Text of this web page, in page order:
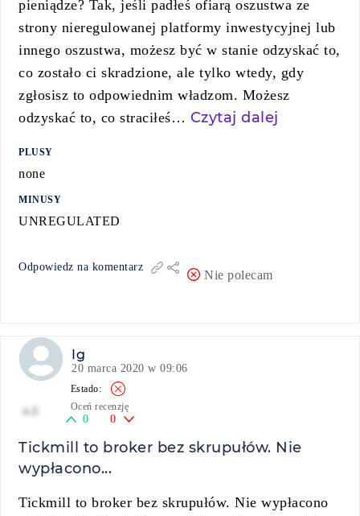
pieniądze? Tak, jeśli padłeś ofiarą oszustwa ze
strony nieregulowanej platformy inwestycyjnej lub
innego oszustwa, możesz być w stanie odzyskać to,
co zostało ci skradzione, ale tylko wtedy, gdy
zgłosisz to odpowiednim władzom. Możesz
odzyskać to, co straciłeś… Czytaj dalej
PLUSY
none
MINUSY
UNREGULATED
Odpowiedz na komentarz
Nie polecam
Ig
20 marca 2020 w 09:06
4.5 Oceń recenzję
0 0
Tickmill to broker bez skrupułów. Nie
wypłacono...
Tickmill to broker bez skrupułów. Nie wypłacono